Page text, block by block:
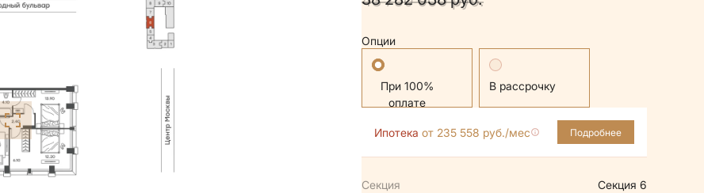
Опции
Стандартная В рассрочку
Ипотека от 235 558 руб./мес Подробнее
Секция
Секция 6